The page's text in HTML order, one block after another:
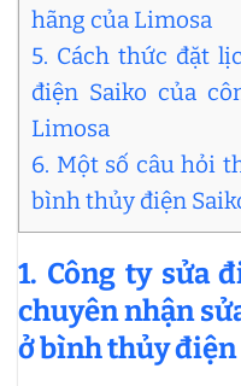
hãng của Limosa
5. Cách thức đặt
điện Saiko của
Limosa
6. Một số câu hỏi
bình thủy điện
1. Công ty sửa
chuyên nhận
ở bình thủy điện